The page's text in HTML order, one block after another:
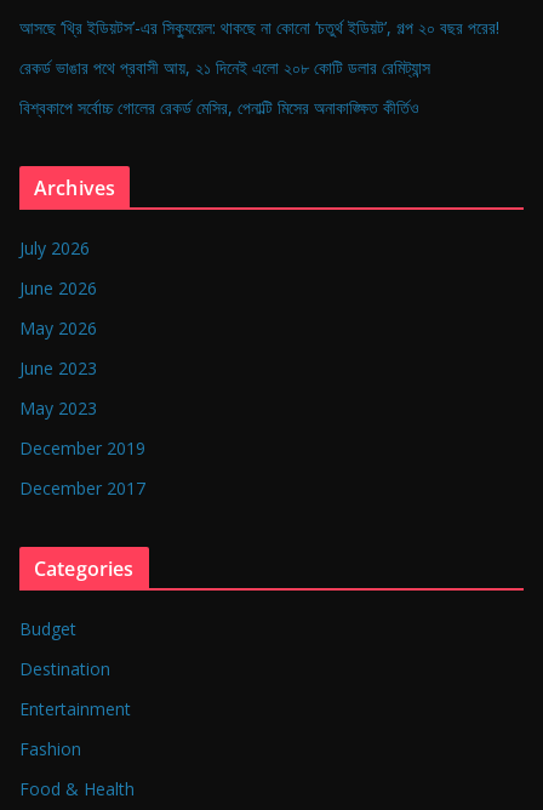
a
l
B
n
g
আসছে ‘থ্রি ইডিয়টস’-এর সিক্যুয়েল: থাকছে না কোনো ‘চতুর্থ ইডিয়ট’, গল্প ২০ বছর পরের!
রেকর্ড ভাঙার পথে প্রবাসী আয়, ২১ দিনেই এলো ২০৮ কোটি ডলার রেমিট্যান্স
বিশ্বকাপে সর্বোচ্চ গোলের রেকর্ড মেসির, পেনাল্টি মিসের অনাকাঙ্ক্ষিত কীর্তিও
Archives
July 2026
June 2026
May 2026
June 2023
May 2023
December 2019
December 2017
Categories
Budget
Destination
Entertainment
Fashion
Food & Health